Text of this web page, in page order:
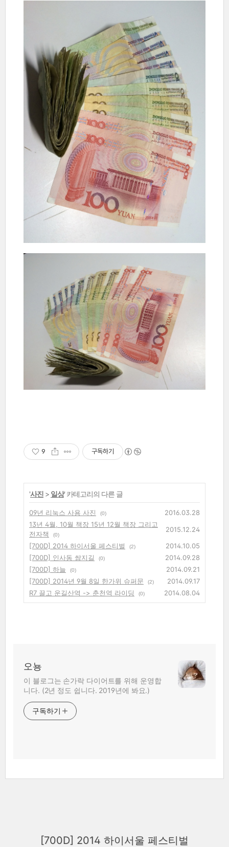
9 구독하기
'사진 > 일상' 카테고리의 다른 글
09년 리눅스 사용 사진 (0)
2016.03.28
13년 4월, 10월 책장 15년 12월 책장 그리고
전자책
(0)
2015.12.24
[700D] 2014 하이서울 페스티벌
(2)
2014.10.05
[700D] 인사동 쌈지길
(0)
2014.09.28
[700D] 하늘
(0)
2014.09.21
[700D] 2014년 9월 8일 한가위 슈퍼문
(2)
2014.09.17
R7 끌고 운길산역 -> 춘천역 라이딩
(0) 2014.08.04
오뇽
이 블로그는 손가락 다이어트를 위해 운영합
니다. (2년 정도 쉽니다. 2019년에 봐요.)
구독하기
[700D] 2014 하이서울 페스티벌